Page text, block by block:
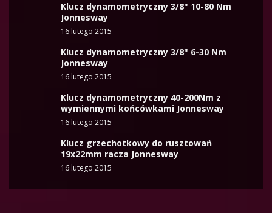
Klucz dynamometryczny 3/8" 10-80 Nm
Jonnesway
16 lutego 2015
Klucz dynamometryczny 3/8" 6-30 Nm
Jonnesway
16 lutego 2015
Klucz dynamometryczny 40-200Nm z
wymiennymi końcówkami Jonnesway
16 lutego 2015
Klucz grzechotkowy do rusztowań
19x22mm racza Jonnesway
16 lutego 2015